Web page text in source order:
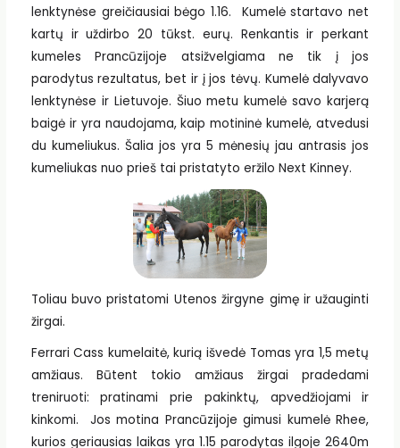
lenktynėse greičiausiai bėgo 1.16. Kumelė startavo net
kartų ir uždirbo 20 tūkst. eurų. Renkantis ir perkant
kumeles Prancūzijoje atsižvelgiama ne tik į jos
parodytus rezultatus, bet ir į jos tėvų. Kumelė dalyvavo
lenktynėse ir Lietuvoje. Šiuo metu kumelė savo karjerą
baigė ir yra naudojama, kaip motininė kumelė, atvedusi
du kumeliukus. Šalia jos yra 5 mėnesių jau antrasis jos
kumeliukas nuo prieš tai pristatyto eržilo Next Kinney.
Toliau buvo pristatomi Utenos žirgyne gimę ir užauginti
žirgai.
Ferrari Cass kumelaitė, kurią išvedė Tomas yra 1,5 metų
amžiaus. Būtent tokio amžiaus žirgai pradedami
treniruoti: pratinami prie pakinktų, apvedžiojami ir
kinkomi. Jos motina Prancūzijoje gimusi kumelė Rhee,
kurios geriausias laikas yra 1.15 parodytas ilgoje 2640m